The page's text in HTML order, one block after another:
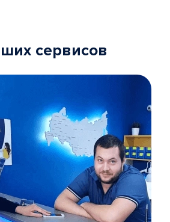
сервисов